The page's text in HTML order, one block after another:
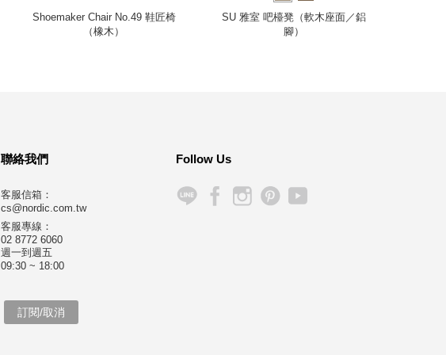
Shoemaker Chair No.49 鞋匠椅
（橡木）
SU 雅室 吧檯凳（軟木座面／鋁
腳）
聯絡我們
客服信箱：
cs@nordic.com.tw
客服專線：
02 8772 6060
週一到週五
09:30 ~ 18:00
Follow Us